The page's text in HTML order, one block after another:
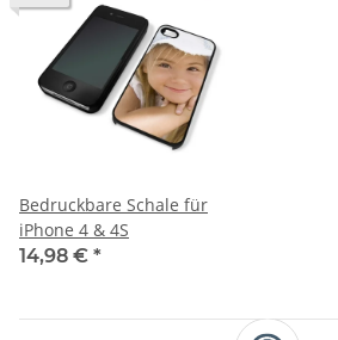
Bedruckbare Schale für
iPhone 4 & 4S
14,98 € *